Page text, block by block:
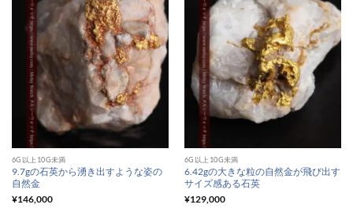
6G以上10G未満
9.7gの石英から湧き出すような姿の
自然金
¥146,000
6G以上10G未満
6.42gの大きな粒の自然金が飛び出す
サイズ感ある石英
¥129,000